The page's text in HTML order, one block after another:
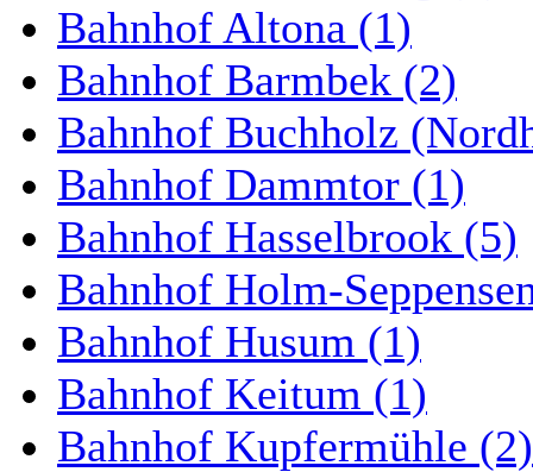
Bahnhof Altona (1)
Bahnhof Barmbek (2)
Bahnhof Buchholz
Bahnhof Dammtor (1)
Bahnhof Hasselbrook (5)
Bahnhof Holm-
Bahnhof Husum (1)
Bahnhof Keitum (1)
Bahnhof Kupfermühle (2)